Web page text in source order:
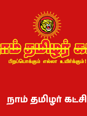
நாம் தமிழர் கட்சி